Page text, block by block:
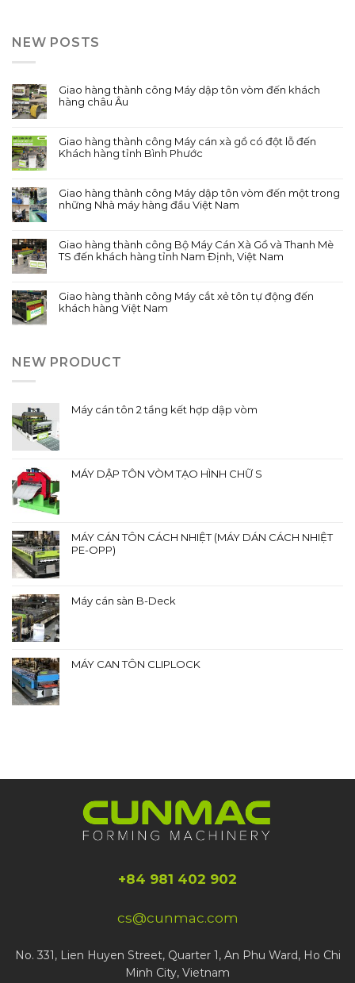
NEW POSTS
Giao hàng thành công Máy dập tôn vòm đến khách
hàng châu Âu
Giao hàng thành công Máy cán xà gồ có đột lỗ đến
Khách hàng tỉnh Bình Phước
Giao hàng thành công Máy dập tôn vòm đến một trong
những Nhà máy hàng đầu Việt Nam
Giao hàng thành công Bộ Máy Cán Xà Gồ và Thanh Mè
TS đến khách hàng tỉnh Nam Định, Việt Nam
Giao hàng thành công Máy cắt xẻ tôn tự động đến
khách hàng Việt Nam
NEW PRODUCT
Máy cán tôn 2 tầng kết hợp dập vòm
MÁY DẬP TÔN VÒM TẠO HÌNH CHỮ S
MÁY CÁN TÔN CÁCH NHIỆT (MÁY DÁN CÁCH NHIỆT
PE-OPP)
Máy cán sàn B-Deck
MÁY CAN TÔN CLIPLOCK
+84 981 402 902
cs@cunmac.com
No. 331, Lien Huyen Street, Quarter 1, An Phu Ward, Ho Chi
Minh City, Vietnam